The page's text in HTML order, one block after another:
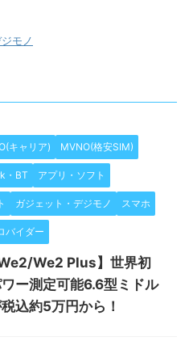
モノ
キャリア) MVNO(格安SIM)
・BT アプリ・ソフト
ガジェット・デジモノ スマホ
バイダー
We2 Plus】世界初
ー測定可能6.6型ミドル
込約5万円から！